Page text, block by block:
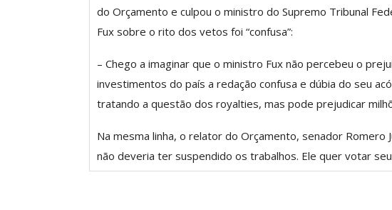
do Orçamento e culpou o ministro do Supremo Tribunal
Fux sobre o rito dos vetos foi “confusa”:
– Chego a imaginar que o ministro Fux não percebeu o
investimentos do país a redação confusa e dúbia do seu
tratando a questão dos royalties, mas pode prejudicar
Na mesma linha, o relator do Orçamento, senador Romero
não deveria ter suspendido os trabalhos. Ele quer votar